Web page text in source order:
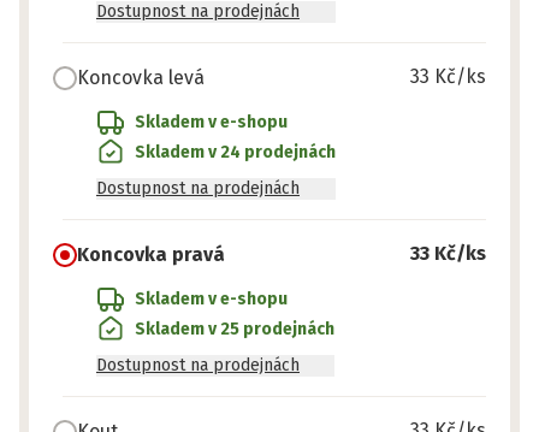
Dostupnost na prodejnách
Koncovka levá 33 Kč/ks
Skladem v e-shopu
Skladem v 24 prodejnách
Dostupnost na prodejnách
Koncovka pravá 33 Kč/ks
Skladem v e-shopu
Skladem v 25 prodejnách
Dostupnost na prodejnách